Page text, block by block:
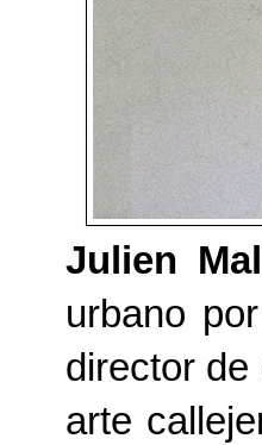
Julien
urbano
director
arte